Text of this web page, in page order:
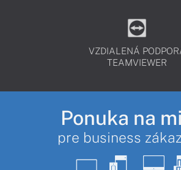
VZDIALENÁ
TEAMVIEWER
Ponuka na
pre business